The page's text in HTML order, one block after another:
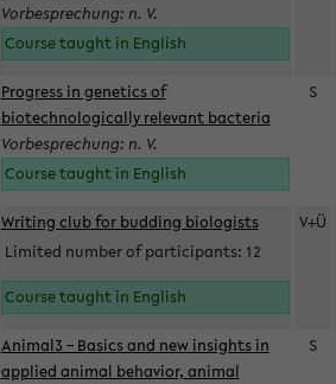
Vorbesprechung: n. V.
Course taught in English
Progress in genetics of
biotechnologically relevant bacteria
Vorbesprechung: n. V.
Course taught in English
S
Writing club for budding biologists
Limited number of participants: 12
Course taught in English
V+Ü
Animal3 – Basics and new insights in
applied animal behavior, animal
S